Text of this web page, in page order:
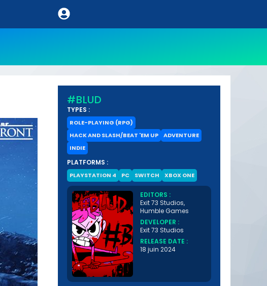
#BLUD
TYPES :
ROLE-PLAYING (RPG)
HACK AND SLASH/BEAT 'EM UP
ADVENTURE
INDIE
PLATFORMS :
PLAYSTATION 4 PC SWITCH XBOX ONE
EDITORS :
Exit 73 Studios,
Humble Games
DEVELOPER :
Exit 73 Studios
RELEASE DATE :
18 juin 2024